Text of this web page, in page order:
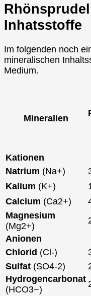
Inhatsstoffe
Im folgenden noch
mineralischen
Medium.
Mineralien
Kationen
Natrium (Na+)
Kalium (K+)
Calcium (Ca2+)
Magnesium
(Mg2+)
Anionen
Chlorid (Cl-)
Sulfat (SO4-2)
Hydrogencarbonat
(HCO3−)